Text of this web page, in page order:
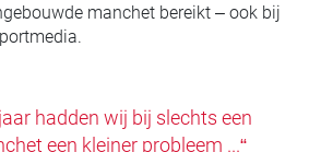
manchet bereikt – ook bij
hadden wij bij slechts een
een kleiner probleem ...“